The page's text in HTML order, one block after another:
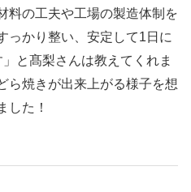
料の工夫や工場の製造体制を
っかり整い、安定して1日に
と髙梨さんは教えてくれま
ら焼きが出来上がる様子を想
した！